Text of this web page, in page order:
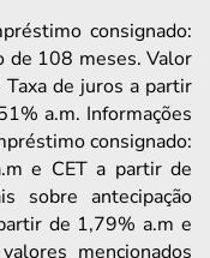
consignado:
de 108 meses. Valor
de juros a partir
a.m. Informações
consignado:
e CET a partir de
sobre antecipação
de 1,79% a.m e
mencionados